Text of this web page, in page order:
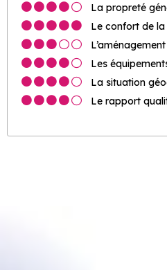
La propreté
Le confort de la
Les
La situation
Le rapport